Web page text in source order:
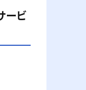
ービ